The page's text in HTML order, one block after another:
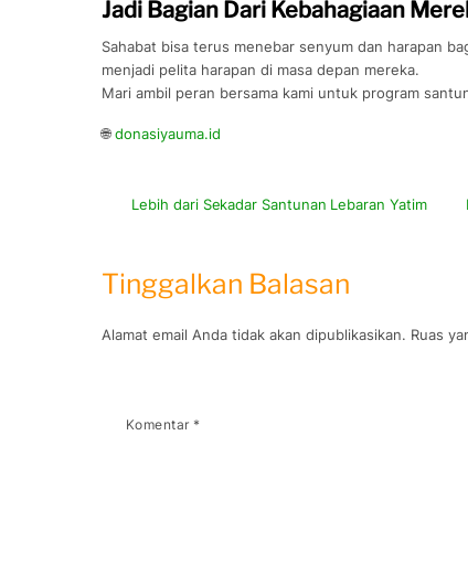
Jadi Bagian Dari Kebahagiaan
Sahabat bisa terus menebar senyum dan harapan
menjadi pelita harapan di masa depan mereka.
Mari ambil peran bersama kami untuk program
🌐donasiyauma.id
Lebih dari Sekadar Santunan Lebaran Yatim
Tinggalkan Balasan
Alamat email Anda tidak akan dipublikasikan. Ruas
Komentar *